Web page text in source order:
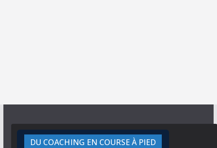
DU COACHING EN COURSE À PIED